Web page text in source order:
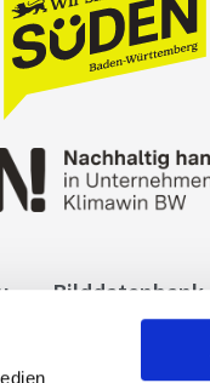
Bilddatenbank